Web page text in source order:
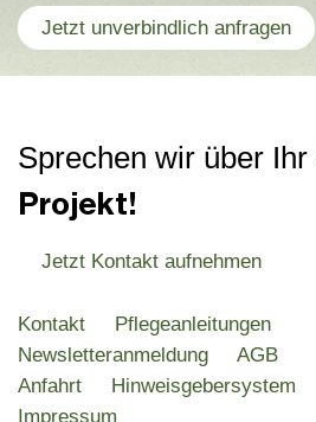
Jetzt unverbindlich anfragen
Sprechen wir über Ihr
Projekt!
Jetzt Kontakt aufnehmen
Kontakt
Pflegeanleitungen
Newsletteranmeldung
AGB
Anfahrt
Hinweisgebersystem
Impressum